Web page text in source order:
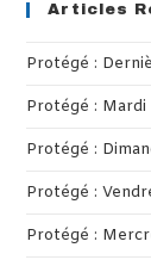
Articles
Protégé :
Protégé :
Protégé :
Protégé :
Protégé :